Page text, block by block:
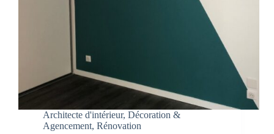
Architecte d'intérieur, Décoration &
Agencement, Rénovation